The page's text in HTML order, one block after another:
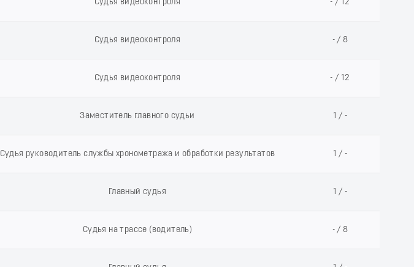
Судья видеоконтроля - / 12
Судья видеоконтроля - / 8
Судья видеоконтроля - / 12
Заместитель главного судьи 1 / -
Судья руководитель службы хронометража и обработки результатов 1 / -
Главный судья 1 / -
Судья на трассе (водитель) - / 8